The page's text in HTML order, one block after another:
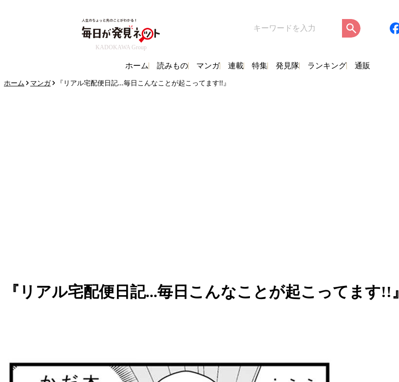
KADOKAWA Group
ホーム 読みもの マンガ 連載 特集 発見隊 ランキング 通販
ホーム マンガ 『リアル宅配便日記...毎日こんなことが起こってます!!』
『リアル宅配便日記...毎日こんなことが起こってます!!』